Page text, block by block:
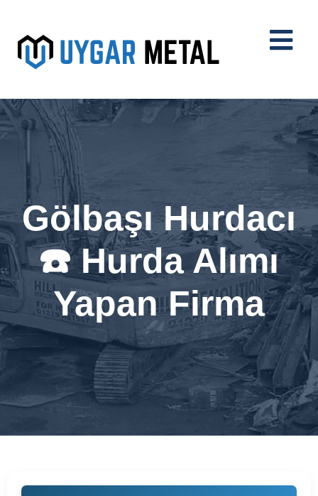
Gölbaşı Hurdacı
☎️ Hurda Alımı
Yapan Firma